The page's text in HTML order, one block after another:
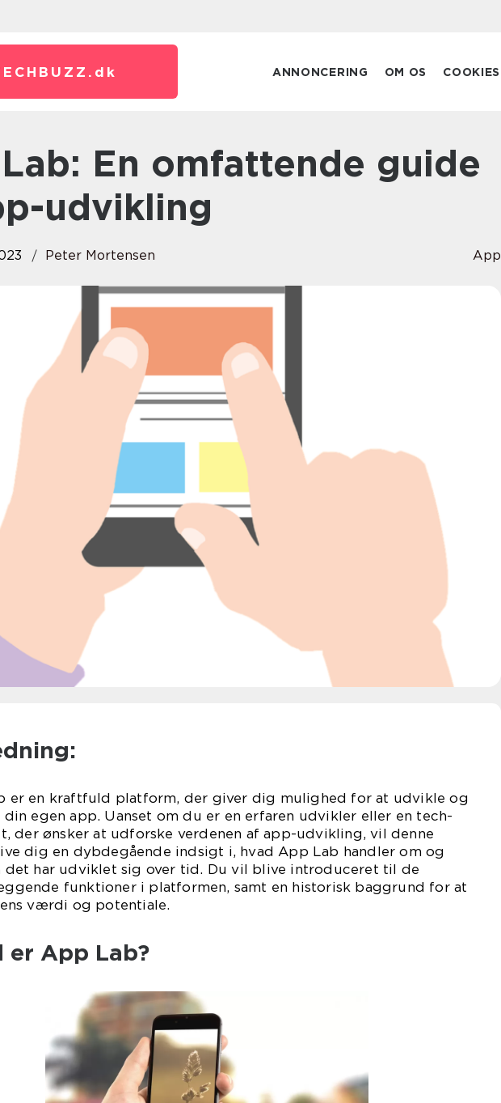
dk ANNONCERING OM OS COOKIES
udvikling
Peter Mortensen App
er en kraftfuld platform, der giver dig mulighed for at udvikle og
din egen app. Uanset om du er en erfaren udvikler eller en tech-
der ønsker at udforske verdenen af app-udvikling, vil denne
dig en dybdegående indsigt i, hvad App Lab handler om og
det har udviklet sig over tid. Du vil blive introduceret til de
funktioner i platformen, samt en historisk baggrund for at
værdi og potentiale.
er App Lab?